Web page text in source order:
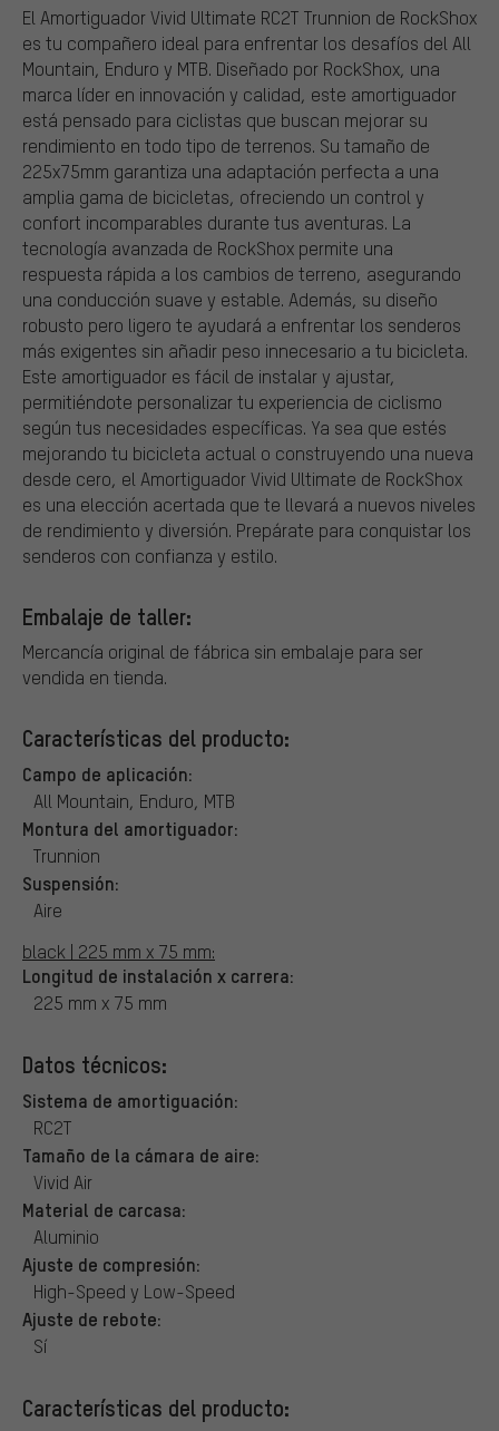
El Amortiguador Vivid Ultimate RC2T Trunnion de RockShox
es tu compañero ideal para enfrentar los desafíos del All
Mountain, Enduro y MTB. Diseñado por RockShox, una
marca líder en innovación y calidad, este amortiguador
está pensado para ciclistas que buscan mejorar su
rendimiento en todo tipo de terrenos. Su tamaño de
225x75mm garantiza una adaptación perfecta a una
amplia gama de bicicletas, ofreciendo un control y
confort incomparables durante tus aventuras. La
tecnología avanzada de RockShox permite una
respuesta rápida a los cambios de terreno, asegurando
una conducción suave y estable. Además, su diseño
robusto pero ligero te ayudará a enfrentar los senderos
más exigentes sin añadir peso innecesario a tu bicicleta.
Este amortiguador es fácil de instalar y ajustar,
permitiéndote personalizar tu experiencia de ciclismo
según tus necesidades específicas. Ya sea que estés
mejorando tu bicicleta actual o construyendo una nueva
desde cero, el Amortiguador Vivid Ultimate de RockShox
es una elección acertada que te llevará a nuevos niveles
de rendimiento y diversión. Prepárate para conquistar los
senderos con confianza y estilo.
Embalaje de taller:
Mercancía original de fábrica sin embalaje para ser
vendida en tienda.
Características del producto:
Campo de aplicación:
All Mountain, Enduro, MTB
Montura del amortiguador:
Trunnion
Suspensión:
Aire
black | 225 mm x 75 mm:
Longitud de instalación x carrera:
225 mm x 75 mm
Datos técnicos:
Sistema de amortiguación:
RC2T
Tamaño de la cámara de aire:
Vivid Air
Material de carcasa:
Aluminio
Ajuste de compresión:
High-Speed y Low-Speed
Ajuste de rebote:
Sí
Características del producto: